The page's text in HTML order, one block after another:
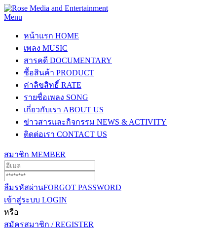
Menu
หน้าแรก HOME
เพลง MUSIC
สารคดี DOCUMENTARY
ซื้อสินค้า PRODUCT
ค่าลิขสิทธิ์ RATE
รายชื่อเพลง SONG
เกี่ยวกับเรา ABOUT US
ข่าวสารและกิจกรรม NEWS & ACTIVITY
ติดต่อเรา CONTACT US
สมาชิก MEMBER
ลืมรหัสผ่านFORGOT PASSWORD
เข้าสู่ระบบ LOGIN
หรือ
สมัครสมาชิก / REGISTER